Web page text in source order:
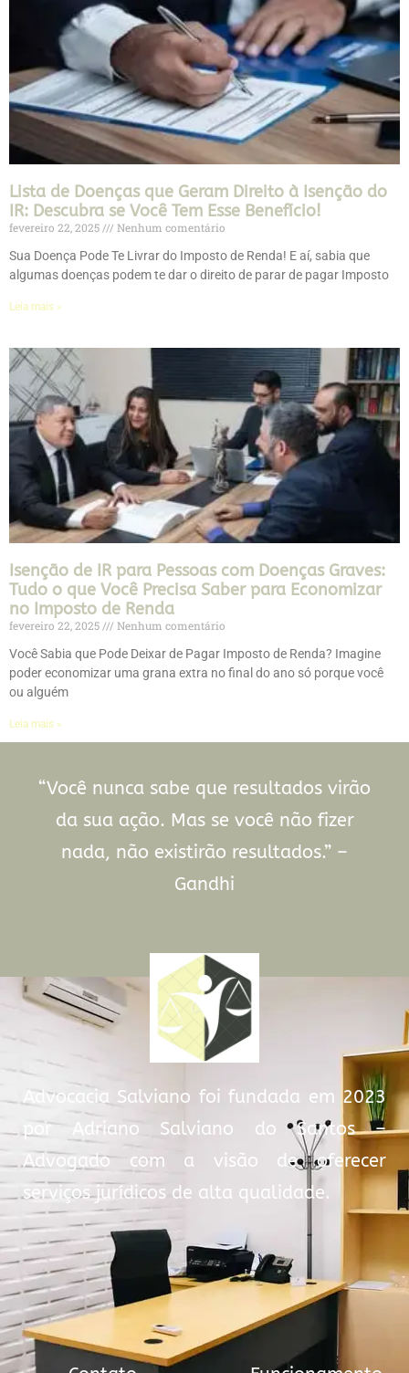
Lista de Doenças que Geram Direito à Isenção do
IR: Descubra se Você Tem Esse Benefício!
fevereiro 22, 2025
Nenhum comentário
Sua Doença Pode Te Livrar do Imposto de Renda! E aí, sabia que
algumas doenças podem te dar o direito de parar de pagar Imposto
Leia mais »
Isenção de IR para Pessoas com Doenças Graves:
Tudo o que Você Precisa Saber para Economizar
no Imposto de Renda
fevereiro 22, 2025
Nenhum comentário
Você Sabia que Pode Deixar de Pagar Imposto de Renda? Imagine
poder economizar uma grana extra no final do ano só porque você
ou alguém
Leia mais »
“Você nunca sabe que resultados virão
da sua ação. Mas se você não fizer
nada, não existirão resultados.” –
Gandhi
Advocacia Salviano foi fundada em 2023
por Adriano Salviano do Santos –
Advogado com a visão de oferecer
serviços jurídicos de alta qualidade.